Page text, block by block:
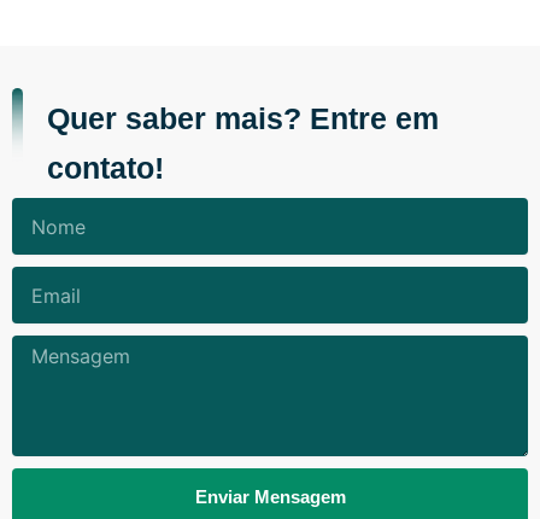
Quer saber mais? Entre em
contato!
Mensagem
Enviar Mensagem